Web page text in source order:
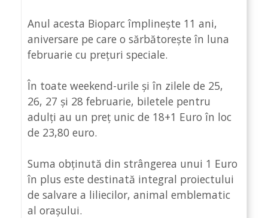
Anul acesta Bioparc împlinește 11 ani,
aniversare pe care o sărbătorește în luna
februarie cu prețuri speciale.
În toate weekend-urile și în zilele de 25,
26, 27 și 28 februarie, biletele pentru
adulți au un preț unic de 18+1 Euro în loc
de 23,80 euro.
Suma obținută din strângerea unui 1 Euro
în plus este destinată integral proiectului
de salvare a liliecilor, animal emblematic
al orașului.